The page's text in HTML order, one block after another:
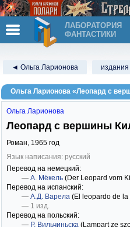
ЛАБОРАТОРИЯ
ФАНТАСТИКИ
◄ Ольга Ларионова
Ольга Ларионова «Леопард с
Ольга Ларионова
Леопард с вершины
Роман, 1965 год
Язык написания: русский
Перевод на немецкий:
— А. Мёкель (Der Leopard vom
Перевод на испанский:
— А.Д. Варела (El leopardo de
— 1 изд.
Перевод на польский:
— Р. Вильчиньска (Lampart ze